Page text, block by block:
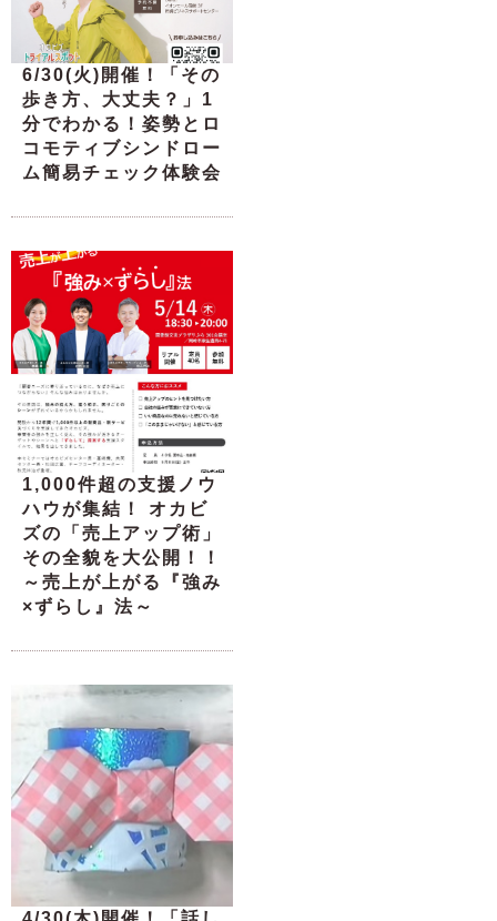
6/30(火)開催！「その
歩き方、大丈夫？」1
分でわかる！姿勢とロ
コモティブシンドロー
ム簡易チェック体験会
1,000件超の支援ノウ
ハウが集結！ オカビ
ズの「売上アップ術」
その全貌を大公開！！
～売上が上がる『強み
×ずらし』法～